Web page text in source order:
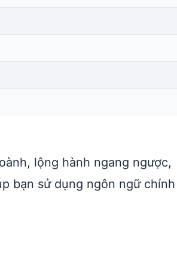
lộng hành ngang ngược,
bạn sử dụng ngôn ngữ chính